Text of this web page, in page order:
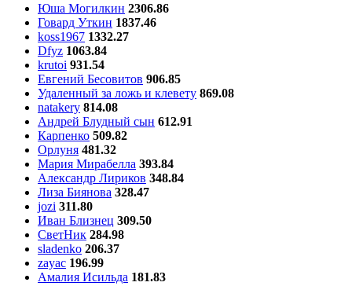
Юша Могилкин 2306.86
Говард Уткин 1837.46
koss1967 1332.27
Dfyz 1063.84
krutoi 931.54
Евгений Бесовитов 906.85
Удаленный за ложь и клевету 869.08
natakery 814.08
Андрей Блудный сын 612.91
Карпенко 509.82
Орлуня 481.32
Мария Мирабелла 393.84
Александр Лириков 348.84
Лиза Биянова 328.47
jozi 311.80
Иван Близнец 309.50
СветНик 284.98
sladenko 206.37
zayac 196.99
Амалия Исильда 181.83